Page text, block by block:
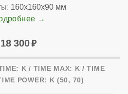
160x160x90 мм
18 300
K / TIME MAX: K / TIME
POWER: K (50, 70)